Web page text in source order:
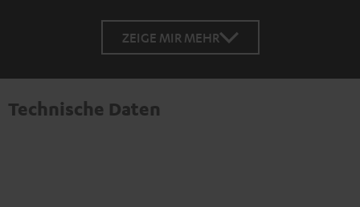
ZEIGE MIR MEHR
Technische Daten